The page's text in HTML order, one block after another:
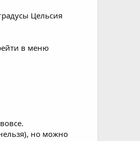
Цельсия
в меню
но можно